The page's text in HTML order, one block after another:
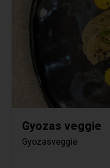
Gyozas veggie
Gyozasveggie